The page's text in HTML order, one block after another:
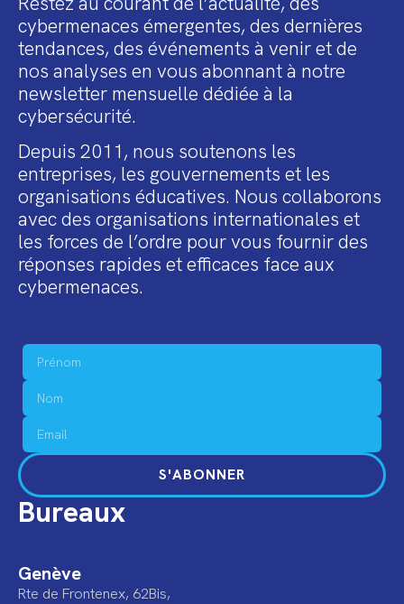
cybermenaces émergentes, des dernières
tendances, des événements à venir et de
nos analyses en vous abonnant à notre
newsletter mensuelle dédiée à la
cybersécurité.
Depuis 2011, nous soutenons les
entreprises, les gouvernements et les
organisations éducatives. Nous collaborons
avec des organisations internationales et
les forces de l’ordre pour vous fournir des
réponses rapides et efficaces face aux
cybermenaces.
S'ABONNER
Bureaux
Genève
Rte de Frontenex, 62Bis,